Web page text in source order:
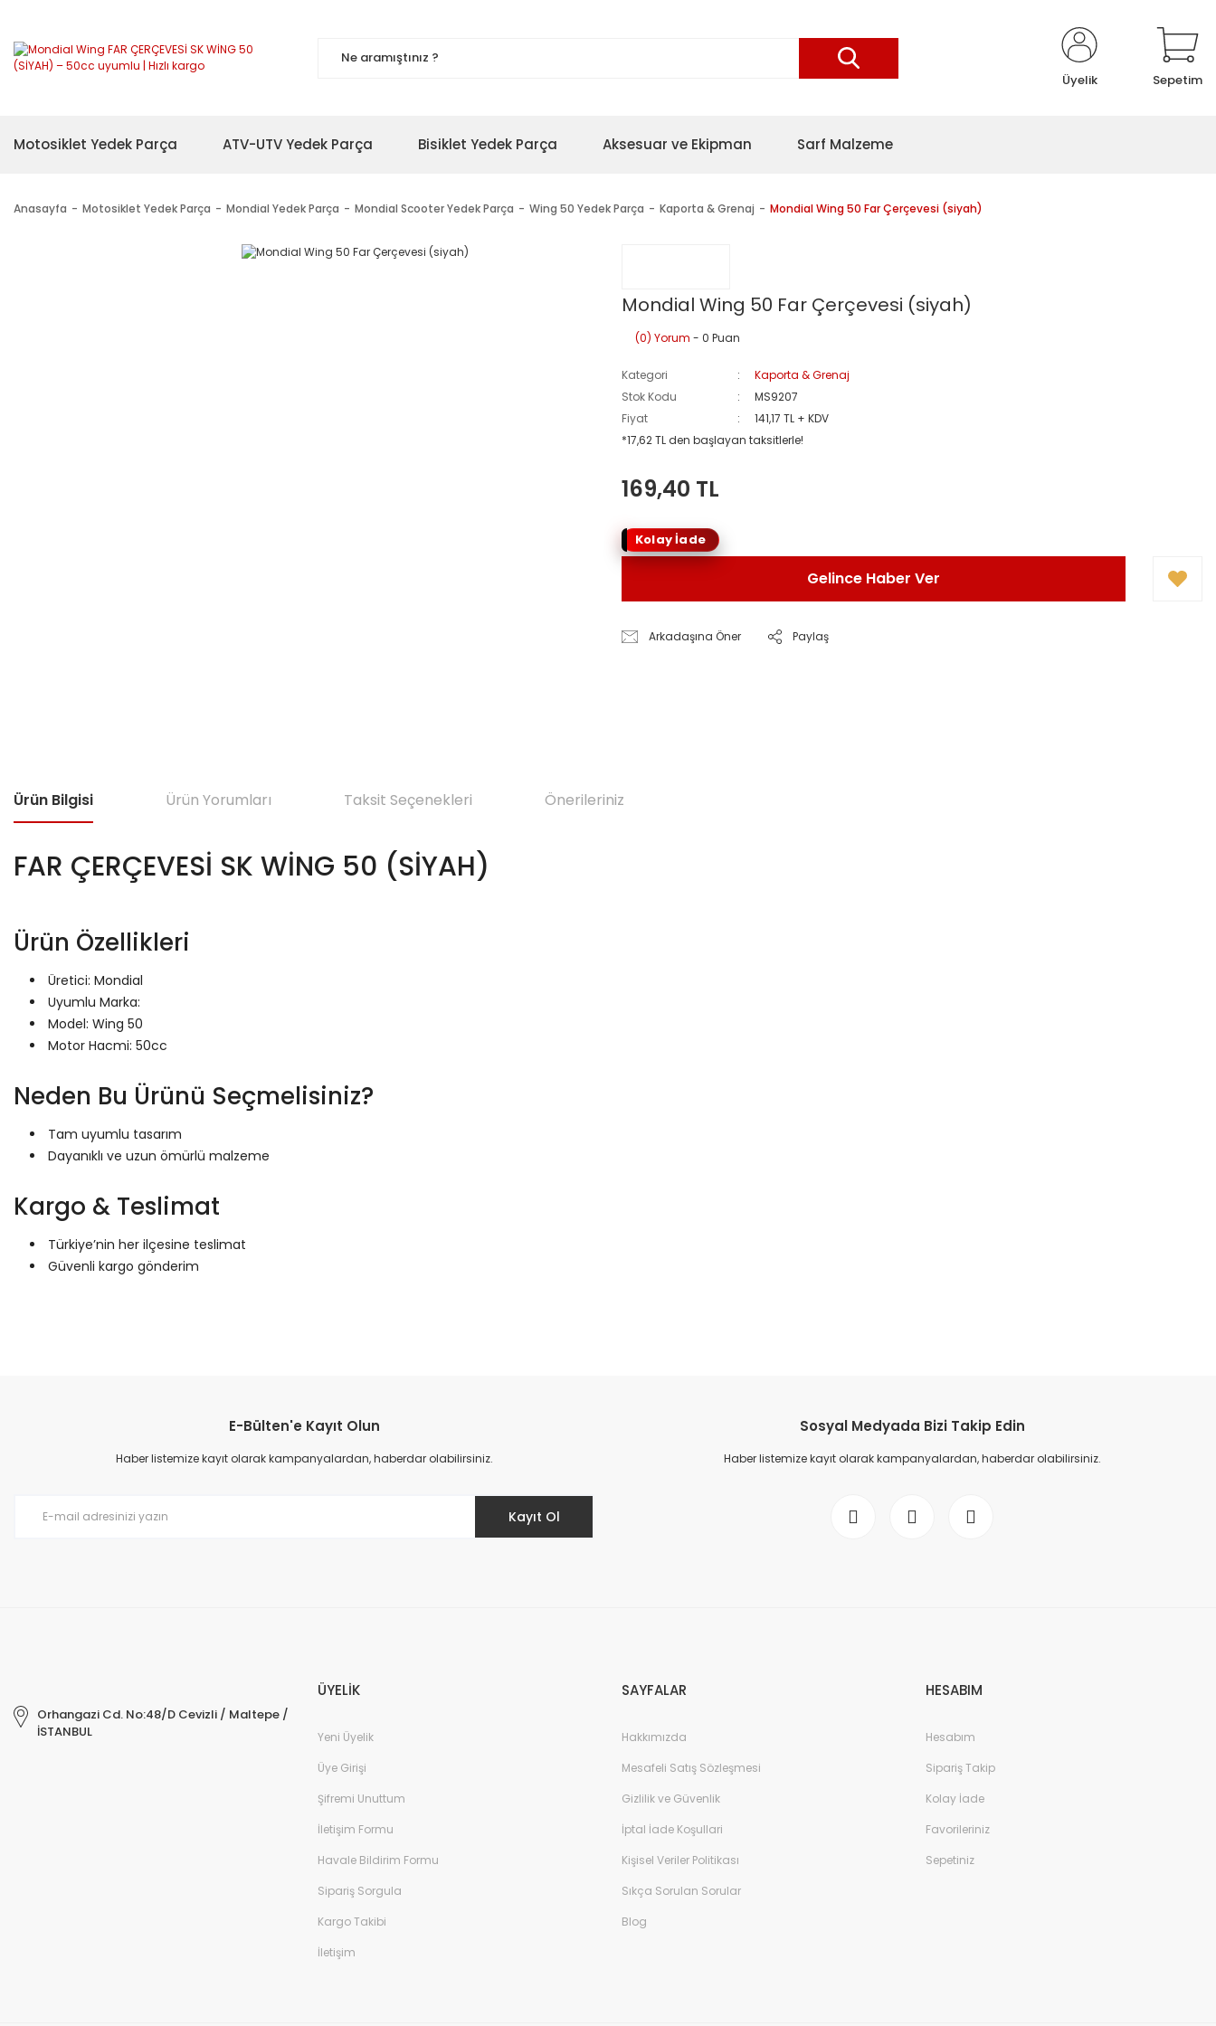
Üyelik Sepetim
Motosiklet Yedek Parça ATV-UTV Yedek Parça Bisiklet Yedek Parça Aksesuar ve Ekipman Sarf Malzeme
Anasayfa Motosiklet Yedek Parça Mondial Yedek Parça Mondial Scooter Yedek Parça Wing 50 Yedek Parça Kaporta & Grenaj Mondial Wing 50 Far Çerçevesi (siyah)
Mondial Wing 50 Far Çerçevesi (siyah)
(0) Yorum - 0 Puan
Kategori
Kaporta & Grenaj
Stok Kodu
MS9207
Fiyat
141,17 TL + KDV
*17,62 TL den başlayan taksitlerle!
169,40 TL
Kolay İade
Gelince Haber Ver
Arkadaşına Öner Paylaş
Ürün Bilgisi Ürün Yorumları Taksit Seçenekleri Önerileriniz
FAR ÇERÇEVESİ SK WİNG 50 (SİYAH)
Ürün Özellikleri
Üretici: Mondial
Uyumlu Marka:
Model: Wing 50
Motor Hacmi: 50cc
Neden Bu Ürünü Seçmelisiniz?
Tam uyumlu tasarım
Dayanıklı ve uzun ömürlü malzeme
Kargo & Teslimat
Türkiye’nin her ilçesine teslimat
Güvenli kargo gönderim
Ürün resmi kalitesiz, bozuk veya görüntülenemiyor.
Ürün açıklamasında eksik bilgiler bulunuyor.
E-Bülten'e Kayıt Olun
Haber listemize kayıt olarak kampanyalardan, haberdar olabilirsiniz.
Kayıt Ol
Sosyal Medyada Bizi Takip Edin
Haber listemize kayıt olarak kampanyalardan, haberdar olabilirsiniz.
Orhangazi Cd. No:48/D Cevizli / Maltepe /
İSTANBUL
ÜYELİK
Yeni Üyelik
Üye Girişi
Şifremi Unuttum
İletişim Formu
Havale Bildirim Formu
Sipariş Sorgula
Kargo Takibi
İletişim
SAYFALAR
Hakkımızda
Mesafeli Satış Sözleşmesi
Gizlilik ve Güvenlik
İptal İade Koşullari
Kişisel Veriler Politikası
Sıkça Sorulan Sorular
Blog
HESABIM
Hesabım
Sipariş Takip
Kolay İade
Favorileriniz
Sepetiniz